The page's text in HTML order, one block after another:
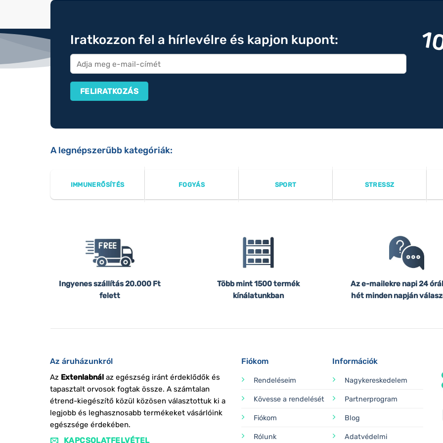
Iratkozzon fel a hírlevélre és kapjon kupont:
A legnépszerűbb kategóriák:
IMMUNERŐSÍTÉS FOGYÁS SPORT STRESSZ
Ingyenes szállítás20.000 Ft
felett
Több mint 1500 termék
kínálatunkban
Az e-mailekre napi 24
hét minden napján
Az áruházunkról
Az Extenlabnálaz egészség iránt érdeklődők és
tapasztalt orvosok fogtak össze. A számtalan
étrend-kiegészítő közül közösen választottuk ki a
legjobb és leghasznosabb termékeket vásárlóink
egészsége érdekében.
KAPCSOLATFELVÉTEL
Fiókom
Rendeléseim
Kövesse a rendelését
Fiókom
Rólunk
Információk
Nagykereskedelem
Partnerprogram
Blog
Adatvédelmi